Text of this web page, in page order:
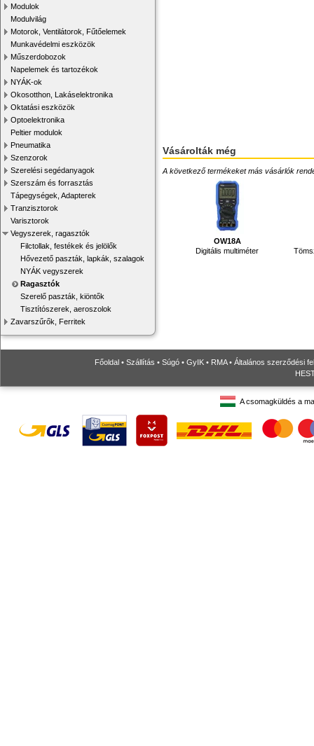
Modulok
Modulvilág
Motorok, Ventilátorok, Fűtőelemek
Munkavédelmi eszközök
Műszerdobozok
Napelemek és tartozékok
NYÁK-ok
Okosotthon, Lakáselektronika
Oktatási eszközök
Optoelektronika
Peltier modulok
Pneumatika
Szenzorok
Szerelési segédanyagok
Szerszám és forrasztás
Tápegységek, Adapterek
Tranzisztorok
Varisztorok
Vegyszerek, ragasztók
Filctollak, festékek és jelölők
Hővezető paszták, lapkák, szalagok
NYÁK vegyszerek
Ragasztók
Szerelő paszták, kiöntők
Tisztítószerek, aeroszolok
Zavarszűrők, Ferritek
Vásárolták még
A következő termékeket más vásárlók
OW18A
Digitális multiméter
Főoldal • Szállítás • Súgó • GyIK • RMA• Általános szerződési
A csomagküldés a